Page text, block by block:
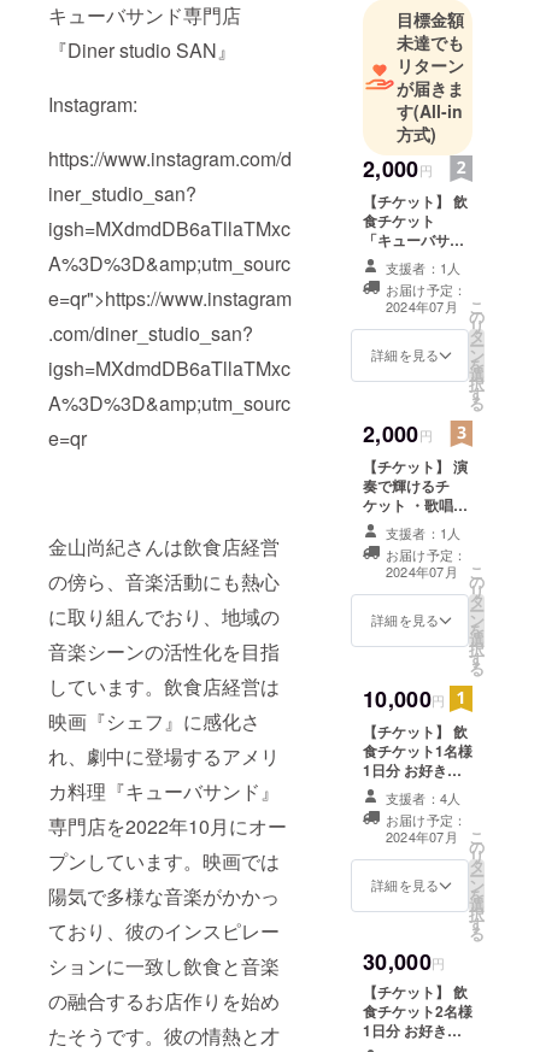
キューバサンド専門店
『Diner studio SAN』
Instagram:
https://www.instagram.com/d
iner_studio_san?
igsh=MXdmdDB6aTllaTMxc
A%3D%3D&amp;utm_sourc
e=qr">https://www.instagram
.com/diner_studio_san?
igsh=MXdmdDB6aTllaTMxc
A%3D%3D&amp;utm_sourc
e=qr
金山尚紀さんは飲食店経営
の傍ら、音楽活動にも熱心
に取り組んでおり、地域の
音楽シーンの活性化を目指
しています。飲食店経営は
映画『シェフ』に感化さ
れ、劇中に登場するアメリ
カ料理『キューバサンド』
専門店を2022年10月にオー
プンしています。映画では
陽気で多様な音楽がかかっ
ており、彼のインスピレー
ションに一致し飲食と音楽
の融合するお店作りを始め
たそうです。彼の情熱と才
目標金額
未達でも
リターン
が届きま
す(All-in
方式)
2,000円
【チケット】 飲
食チケット
「キューバサン
ドセット」 ・当
店でのお買い物
にご利用いただ
けます。 ・現金
への交換はでき
ません。おつり
はでません。 ・
す。スタッフに
クラウドファン
ディングで支援
をした旨をお声
掛けください。
・全てのリター
ンは任意で上乗
せが可能です。
上乗せでご支援
ご支援時に金額
をご指定くださ
間：2024年7月1
日〜2025年9月
30日までの3か
月間
支援者：1人
お届け予定：
2024年07月
詳細を見る
こ
の
リ
タ
ー
ン
を
選
択
す
る
2,000円
【チケット】 演
奏で輝けるチ
ケット ・歌唱で
も管楽器でもど
の楽器でも構い
ません。 店内で
オープンマイク
で1曲演奏しま
しょう。 歌しか
店時にお渡しい
たします。ス
タッフにクラウ
ドファンディン
グで支援をした
旨をお声掛けく
ださい。 ・全て
のリターンは任
意で上乗せが可
でご支援いただ
ける方はご支援
有効期間：2024
年7月1日〜2025
年9月30日まで
の3か月間
支援者：1人
お届け予定：
2024年07月
詳細を見る
こ
の
リ
タ
ー
ン
を
選
択
す
る
10,000円
【チケット】 飲
食チケット1名様
1日分 お好きな
料理、お飲み物
好きなだけ ・当
店でのお買い物
にご利用いただ
けます。 ・現金
への交換はでき
渡しいたしま
す。スタッフに
クラウドファン
ディングで支援
をした旨をお声
支援者：4人
お届け予定：
2024年07月
詳細を見る
こ
の
リ
タ
ー
ン
を
選
択
す
る
30,000円
【チケット】 飲
食チケット2名様
1日分 お好きな